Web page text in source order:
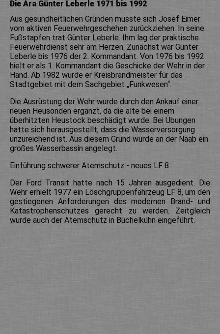
Die Ära Günter Leberle 1971 bis 1992
Aus gesundheitlichen Gründen musste sich Josef Eimer
vom aktiven Feuerwehrgeschehen zurückziehen. In seine
Fußstapfen trat Günter Leberle. Ihm lag der praktische
Feuerwehrdienst sehr am Herzen. Zunächst war Günter
Leberle bis 1976 der 2. Kommandant. Von 1976 bis 1992
hielt er als 1. Kommandant die Geschicke der Wehr in der
Hand. Ab 1982 wurde er Kreisbrandmeister für das
Stadtgebiet mit dem Sachgebiet „Funkwesen“.
Die Ausrüstung der Wehr wurde durch den Ankauf einer
neuen Heusonden ergänzt, da die alte bei einem
überhitzten Heustock beschädigt wurde. Bei Übungen
hatte sich herausgestellt, dass die Wasserversorgung
unzureichend ist. Aus diesem Grund wurde an der Naab ein
großes Wasserbassin angelegt.
Einführung schwerer Atemschutz - neues LF 8
Der Ford Transit hatte nach 15 Jahren ausgedient. Die
Wehr erhielt 1977 ein Löschgruppenfahrzeug LF 8, um den
gestiegenen Anforderungen des modernen Brand- und
Katastrophenschutzes gerecht zu werden. Zeitgleich
wurde auch der Atemschutz in Büchelkühn eingeführt.